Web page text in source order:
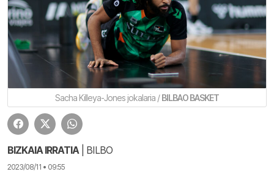
Sacha Killeya-Jones jokalaria /BILBAO BASKET
BIZKAIA IRRATIA| BILBO
2023/08/11 • 09:55